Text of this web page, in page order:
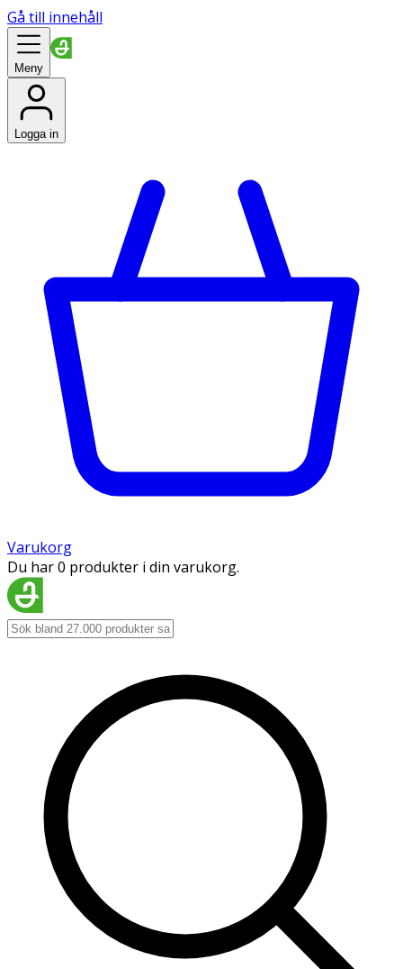
Gå till innehåll
Meny
Logga in
Varukorg
Du har 0 produkter i din varukorg.